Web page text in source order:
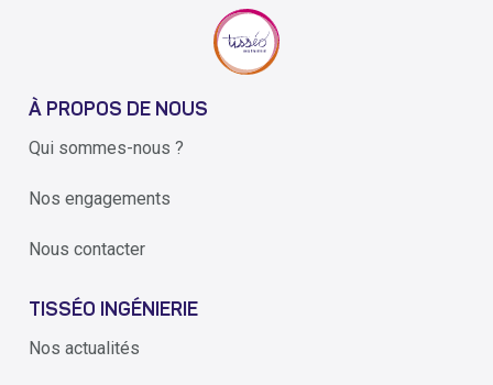
À PROPOS DE NOUS
Qui sommes-nous ?
Nos engagements
Nous contacter
TISSÉO INGÉNIERIE
Nos actualités